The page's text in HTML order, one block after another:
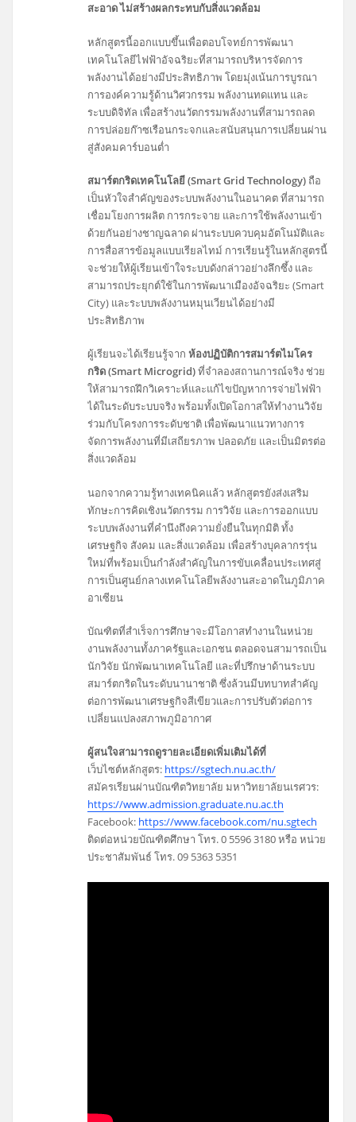
สะอาด ไม่สร้างผลกระทบกับสิ่งแวดล้อม
หลักสูตรนี้ออกแบบขึ้นเพื่อตอบโจทย์การพัฒนา
เทคโนโลยีไฟฟ้าอัจฉริยะที่สามารถบริหารจัดการ
พลังงานได้อย่างมีประสิทธิภาพ โดยมุ่งเน้นการบูรณา
การองค์ความรู้ด้านวิศวกรรม พลังงานทดแทน และ
ระบบดิจิทัล เพื่อสร้างนวัตกรรมพลังงานที่สามารถลด
การปล่อยก๊าซเรือนกระจกและสนับสนุนการเปลี่ยนผ่าน
สู่สังคมคาร์บอนต่ำ
สมาร์ตกริดเทคโนโลยี (Smart Grid Technology) ถือ
เป็นหัวใจสำคัญของระบบพลังงานในอนาคต ที่สามารถ
เชื่อมโยงการผลิต การกระจาย และการใช้พลังงานเข้า
ด้วยกันอย่างชาญฉลาด ผ่านระบบควบคุมอัตโนมัติและ
การสื่อสารข้อมูลแบบเรียลไทม์ การเรียนรู้ในหลักสูตรนี้
จะช่วยให้ผู้เรียนเข้าใจระบบดังกล่าวอย่างลึกซึ้ง และ
สามารถประยุกต์ใช้ในการพัฒนาเมืองอัจฉริยะ (Smart
City) และระบบพลังงานหมุนเวียนได้อย่างมี
ประสิทธิภาพ
ผู้เรียนจะได้เรียนรู้จากห้องปฏิบัติการสมาร์ตไมโคร
กริด (Smart Microgrid)ที่จำลองสถานการณ์จริง ช่วย
ให้สามารถฝึกวิเคราะห์และแก้ไขปัญหาการจ่ายไฟฟ้า
ได้ในระดับระบบจริง พร้อมทั้งเปิดโอกาสให้ทำงานวิจัย
ร่วมกับโครงการระดับชาติ เพื่อพัฒนาแนวทางการ
จัดการพลังงานที่มีเสถียรภาพ ปลอดภัย และเป็นมิตรต่อ
สิ่งแวดล้อม
นอกจากความรู้ทางเทคนิคแล้ว หลักสูตรยังส่งเสริม
ทักษะการคิดเชิงนวัตกรรม การวิจัย และการออกแบบ
ระบบพลังงานที่คำนึงถึงความยั่งยืนในทุกมิติ ทั้ง
เศรษฐกิจ สังคม และสิ่งแวดล้อม เพื่อสร้างบุคลากรรุ่น
ใหม่ที่พร้อมเป็นกำลังสำคัญในการขับเคลื่อนประเทศสู่
การเป็นศูนย์กลางเทคโนโลยีพลังงานสะอาดในภูมิภาค
อาเซียน
บัณฑิตที่สำเร็จการศึกษาจะมีโอกาสทำงานในหน่วย
งานพลังงานทั้งภาครัฐและเอกชน ตลอดจนสามารถเป็น
นักวิจัย นักพัฒนาเทคโนโลยี และที่ปรึกษาด้านระบบ
สมาร์ตกริดในระดับนานาชาติ ซึ่งล้วนมีบทบาทสำคัญ
ต่อการพัฒนาเศรษฐกิจสีเขียวและการปรับตัวต่อการ
เปลี่ยนแปลงสภาพภูมิอากาศ
ผู้สนใจสามารถดูรายละเอียดเพิ่มเติมได้ที่
เว็บไซต์หลักสูตร: https://sgtech.nu.ac.th/
สมัครเรียนผ่านบัณฑิตวิทยาลัย มหาวิทยาลัยนเรศวร:
https://www.admission.graduate.nu.ac.th
Facebook: https://www.facebook.com/nu.sgtech
ติดต่อหน่วยบัณฑิตศึกษา โทร. 0 5596 3180 หรือ หน่วย
ประชาสัมพันธ์ โทร. 09 5363 5351